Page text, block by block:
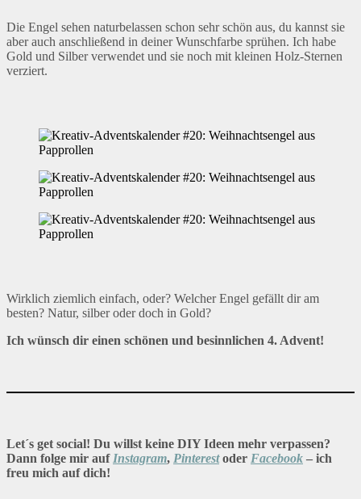
Die Engel sehen naturbelassen schon sehr schön aus, du kannst sie
aber auch anschließend in deiner Wunschfarbe sprühen. Ich habe
Gold und Silber verwendet und sie noch mit kleinen Holz-Sternen
verziert.
Wirklich ziemlich einfach, oder? Welcher Engel gefällt dir am
besten? Natur, silber oder doch in Gold?
Ich wünsch dir einen schönen und besinnlichen 4. Advent!
Let´s get social! Du willst keine DIY Ideen mehr verpassen?
Dann folge mir auf Instagram, Pinterestoder Facebook – ich
freu mich auf dich!